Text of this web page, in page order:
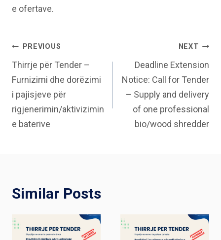
e ofertave.
Post
navigation
PREVIOUS
Thirrje për Tender –
Furnizimi dhe dorëzimi
i pajisjeve për
rigjenerimin/aktivizimin
e baterive
NEXT
Deadline Extension
Notice: Call for Tender
– Supply and delivery
of one professional
bio/wood shredder
Similar Posts